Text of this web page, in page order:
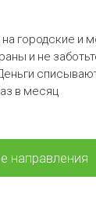
городские и
и не
в месяц
направления